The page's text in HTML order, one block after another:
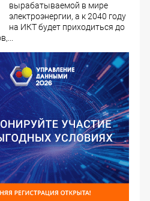
вырабатываемой в мире
электроэнергии, а к 2040 году
на ИКТ будет приходиться до